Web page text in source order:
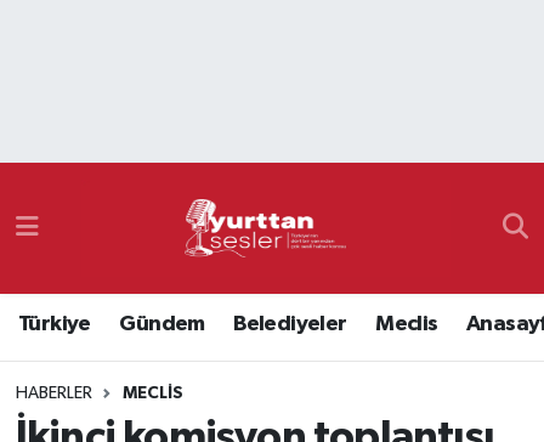
Türkiye Gündem Belediyeler Meclis
HABERLER MECLIS
Namaz Vakitleri
Süper Lig Puan Durumu ve Fikstür
Tüm Manşetler